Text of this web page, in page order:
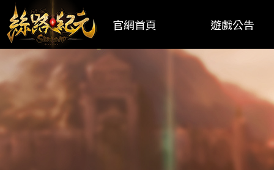
官網首頁 遊戲公告